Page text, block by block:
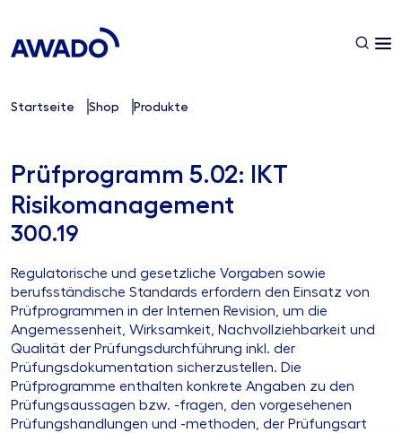
Startseite Shop Produkte
Prüfprogramm 5.02: IKT
Risikomanagement
300.19
Regulatorische und gesetzliche Vorgaben sowie
berufsständische Standards erfordern den Einsatz von
Prüfprogrammen in der Internen Revision, um die
Angemessenheit, Wirksamkeit, Nachvollziehbarkeit und
Qualität der Prüfungsdurchführung inkl. der
Prüfungsdokumentation sicherzustellen. Die
Prüfprogramme enthalten konkrete Angaben zu den
Prüfungsaussagen bzw. -fragen, den vorgesehenen
Prüfungshandlungen und -methoden, der Prüfungsart